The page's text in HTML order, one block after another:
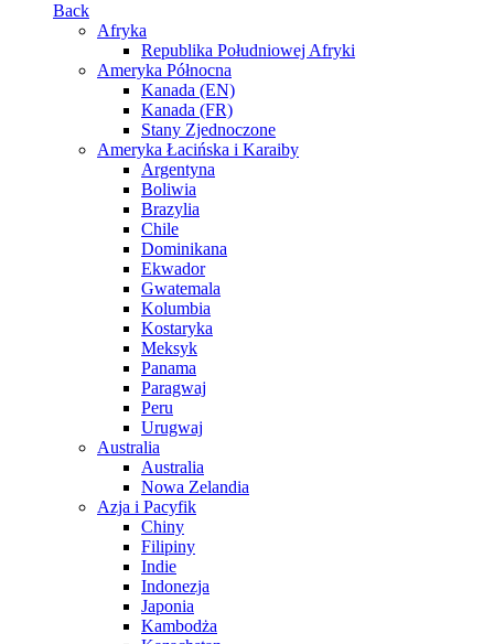
Back
Afryka
Republika Południowej Afryki
Ameryka Północna
Kanada (EN)
Kanada (FR)
Stany Zjednoczone
Ameryka Łacińska i Karaiby
Argentyna
Boliwia
Brazylia
Chile
Dominikana
Ekwador
Gwatemala
Kolumbia
Kostaryka
Meksyk
Panama
Paragwaj
Peru
Urugwaj
Australia
Australia
Nowa Zelandia
Azja i Pacyfik
Chiny
Filipiny
Indie
Indonezja
Japonia
Kambodża